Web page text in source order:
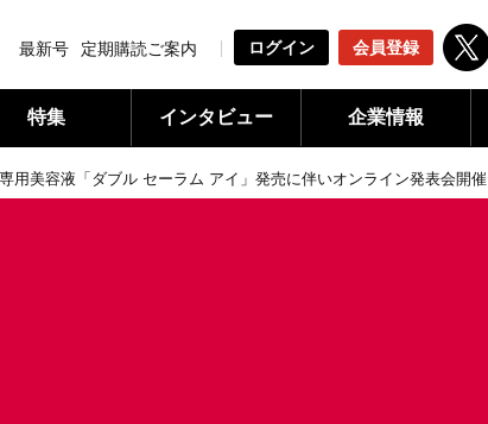
最新号 定期購読ご案内 ログイン 会員登録
特集 インタビュー 企業情報
用美容液「ダブル セーラム アイ」発売に伴いオンライン発表会開催